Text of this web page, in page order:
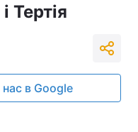
Тертія
нас в Google